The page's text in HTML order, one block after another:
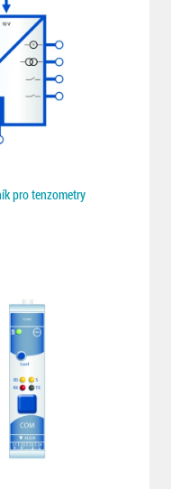
pro tenzometry